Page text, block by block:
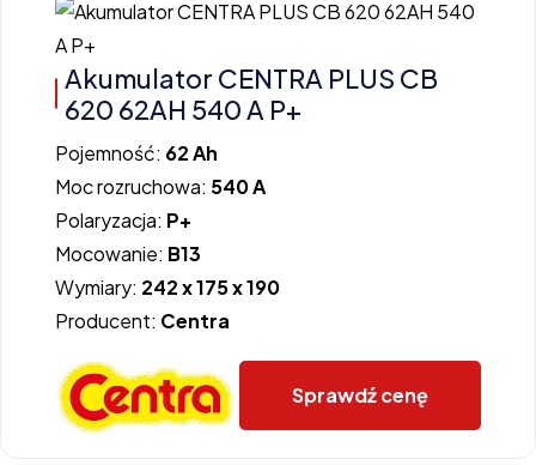
Akumulator CENTRA PLUS CB
620 62AH 540 A P+
Pojemność: 62 Ah
Moc rozruchowa: 540 A
Polaryzacja: P+
Mocowanie: B13
Wymiary: 242 x 175 x 190
Producent: Centra
Sprawdź cenę